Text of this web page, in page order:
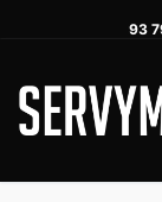
93